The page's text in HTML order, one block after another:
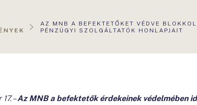
AKTUÁLIS
OLDAL:
AZ MNB A BEFEKTETŐKET VÉDVE
PÉNZÜGYI SZOLGÁLTATÓK HONLAPJAIT
–Az MNB a befektetők érdekeinek védelmében